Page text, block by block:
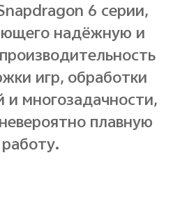
6 серии,
надёжную и
игр, обработки
и многозадачности,
плавную
работу.